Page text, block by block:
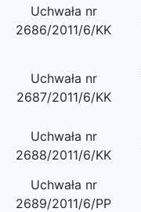
Uchwała nr
2686/2011/6/KK
Uchwała nr
2687/2011/6/KK
Uchwała nr
2688/2011/6/KK
Uchwała nr
2689/2011/6/PP